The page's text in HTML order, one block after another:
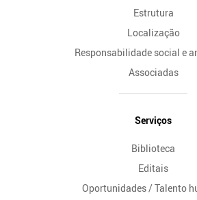
Estrutura
Localização
Responsabilidade social e
Associadas
Serviços
Biblioteca
Editais
Oportunidades / Talento